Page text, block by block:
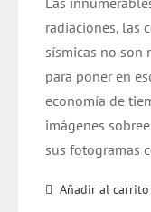
radiaciones, las
sísmicas no son
para poner en
economía de
imágenes
sus fotogramas
Añadir al carrito